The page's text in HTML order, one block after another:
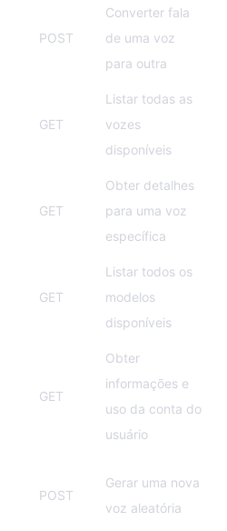
POST
Converter fala
de uma voz
para outra
GET
Listar todas as
vozes
disponíveis
GET
Obter detalhes
para uma voz
específica
GET
Listar todos os
modelos
disponíveis
GET
Obter
informações e
uso da conta do
usuário
POST
Gerar uma nova
voz aleatória